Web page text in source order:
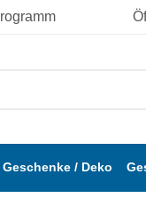
Geschenke / Deko